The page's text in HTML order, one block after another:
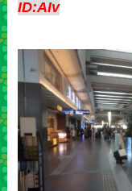
ID:AIv